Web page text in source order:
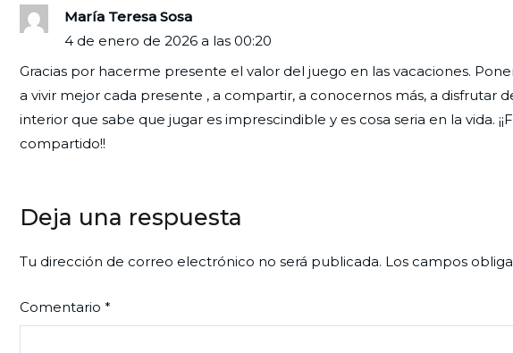
María Teresa Sosa
4 de enero de 2026 a las 00:20
Gracias por hacerme presente el valor del juego en las vacaciones.
a vivir mejor cada presente , a compartir, a conocernos más, a disfrutar
interior que sabe que jugar es imprescindible y es cosa seria en la vida.
compartido!!
Deja una respuesta
Tu dirección de correo electrónico no será publicada. Los campos
Comentario *